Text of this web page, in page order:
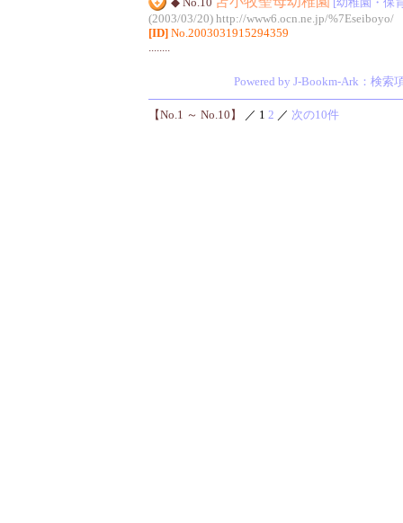
(2003/03/20) http://www6.ocn.ne.jp/%7Eseiboyo/
[ID] No.2003031915294359
........
Powered by J-Bookm-Ark ：検索
【No.1 ～ No.10】 ／ 1 2 ／ 次の10件